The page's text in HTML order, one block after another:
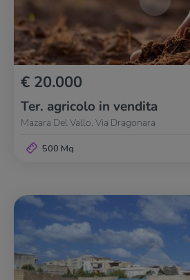
€ 20.000
Ter. agricolo in vendita
Mazara Del Vallo, Via Dragonara
500 Mq